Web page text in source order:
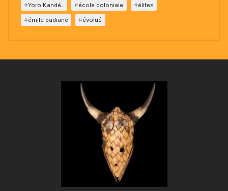
Yoro Kandé...
école coloniale
élites
émile badiane
évolué